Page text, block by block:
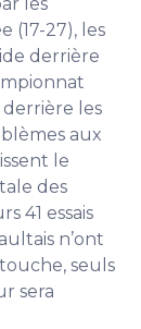
(17-27), les
derrière
derrière les
aux
le
des
41 essais
n’ont
seuls
sera